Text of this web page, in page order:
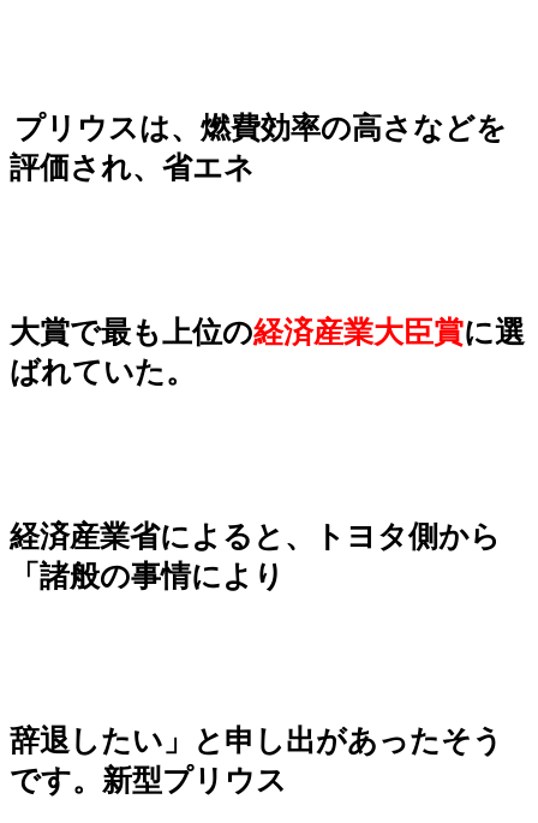
プリウスは、燃費効率の高さなどを
評価され、省エネ
大賞で最も上位の経済産業大臣賞に選
ばれていた。
経済産業省によると、トヨタ側から
「諸般の事情により
辞退したい」と申し出があったそう
です。新型プリウス